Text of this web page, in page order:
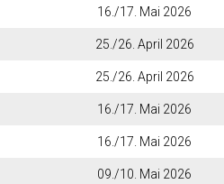
16./17. Mai 2026
25./26. April 2026
25./26. April 2026
16./17. Mai 2026
16./17. Mai 2026
09./10. Mai 2026